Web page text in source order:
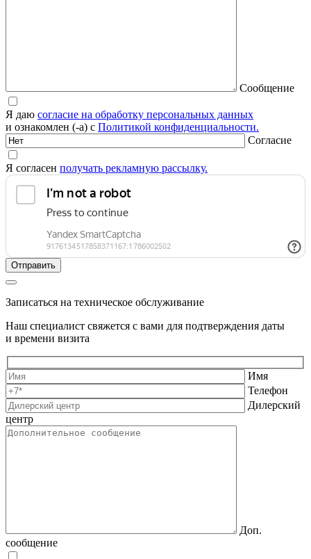
Сообщение
Я даю согласие на обработку персональных данных
и ознакомлен (-а) с Политикой конфиденциальности.
Согласие
Я согласен получать рекламную рассылку.
Записаться на техническое обслуживание
Наш специалист свяжется с вами для подтверждения даты
и времени визита
Имя
Телефон
Дилерский
центр
Доп.
сообщение